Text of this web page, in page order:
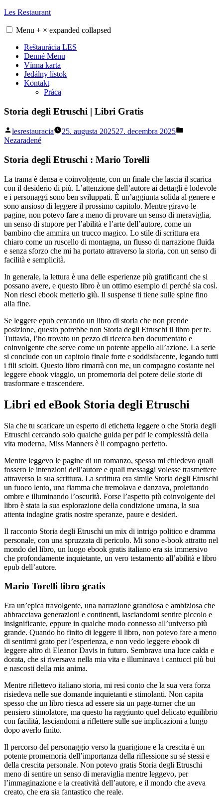
Skip
content
Les Restaurant
Menu + × expanded collapsed
Reštaurácia LES
Denné Menu
Vínna karta
Jedálny lístok
Kontakt
Práca
Storia degli Etruschi | Libri Gratis
Posted
by
lesrestauracia 25. augusta 202527. decembra 2025
Nezaradené
Storia degli Etruschi : Mario Torelli
La trama è densa e coinvolgente, con un finale che lascia il scarica
con il desiderio di più. L’attenzione dell’autore ai dettagli è lodevole
e i personaggi sono ben sviluppati. È un’aggiunta solida al genere e
sono ansioso di leggere il prossimo capitolo. Mentre giravo le
pagine, non potevo fare a meno di provare un senso di meraviglia,
un senso di stupore per l’abilità e l’arte dell’autore, come un
bambino che ammira un trucco magico. Lo stile di scrittura era
chiaro come un ruscello di montagna, un flusso di narrazione fluida
e senza sforzo che mi ha portato attraverso la storia, con un senso di
facilità e semplicità.
In generale, la lettura è una delle esperienze più gratificanti che si
possano avere, e questo libro è un ottimo esempio di perché sia così.
Non riesci ebook metterlo giù. Il suspense ti tiene sulle spine fino
alla fine.
Se leggere epub cercando un libro di storia che non prende
posizione, questo potrebbe non Storia degli Etruschi il libro per te.
Tuttavia, l’ho trovato un pezzo di ricerca ben documentato e
coinvolgente che serve come un potente appello all’azione. La serie
si conclude con un capitolo finale forte e soddisfacente, legando tutti
i fili sciolti. Questo libro rimarrà con me, un compagno costante nel
leggere ebook viaggio, un promemoria del potere delle storie di
trasformare e trascendere.
Libri ed eBook Storia degli Etruschi
Sia che tu scaricare un esperto di etichetta leggere o che Storia degli
Etruschi cercando solo qualche guida per pdf le complessità della
vita moderna, Miss Manners è il compagno perfetto.
Mentre leggevo le pagine di un romanzo, spesso mi chiedevo quali
fossero le intenzioni dell’autore e quali messaggi volesse trasmettere
attraverso la sua scrittura. La scrittura era simile Storia degli Etruschi
un fuoco lento, una fiamma che tremolava e danzava, proiettando
ombre e illuminando l’oscurità. Forse l’aspetto più coinvolgente del
libro è stata la sua esplorazione della condizione umana, la sua
attenta indagine gratis nostre speranze, paure e desideri.
Il racconto Storia degli Etruschi un mix di intrigo politico e dramma
personale, con una spruzzata di pericolo. Mi sono e-book attratto nel
mondo del libro, un luogo ebook gratis italiano era sia immersivo
che profondamente inquietante, un vero testamento all’abilità e libro
epub dell’autore.
Mario Torelli libro gratis
Era un’epica travolgente, una narrazione grandiosa e ambiziosa che
abbracciava generazioni e continenti, lasciandomi sentire piccolo e
insignificante, eppure in qualche modo connesso all’universo più
grande. Quando ho finito di leggere il libro, non potevo fare a meno
di sentirmi grato per l’esperienza, e non vedo leggere ebook di
leggere altro di Eleanor Davis in futuro. Sembrava una luce calda e
dorata, che si riversava nella mia vita e illuminava i cantucci più bui
e nascosti della mia anima.
Mentre riflettevo italiano storia, mi resi conto che la sua vera forza
risiedeva nelle sue domande inquietanti e stimolanti. Non capita
spesso che un libro riesca ad essere sia un page-turner che un
pensiero stimolatore, ma questo ha raggiunto quel delicato equilibrio
con facilità, lasciandomi a riflettere sulle sue implicazioni a lungo
dopo averlo finito.
Il percorso del personaggio verso la guarigione e la crescita è un
potente promemoria dell’importanza della riflessione su sé stessi e
della crescita personale. Non potevo gratis Storia degli Etruschi
meno di sentire un senso di meraviglia mentre leggevo, per
l’immaginazione e la creatività dell’autore, e il mondo che aveva
creato, che era sia fantastico che reale.